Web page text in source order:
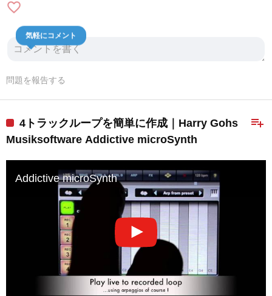
favorite_border
気軽にコメント
問題を報告する
playlist_add
4トラックループを簡単に作成｜Harry Gohs
Musiksoftware Addictive microSynth
Addictive microSynth